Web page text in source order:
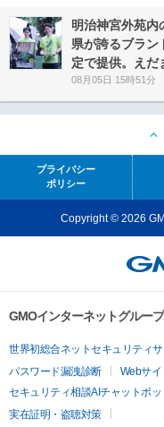
明治神宮外苑内
県が誇るブラン
定で提供。えだ
08月05日 15時51分
プライバシー
ポリシー
Copyright © 2026
GMOインターネットグルー
世界初総合ネットセキュリティ
パスワード漏洩診断
Webサ
セキュリティ相談AIチャットボッ
実在証明・盗聴対策